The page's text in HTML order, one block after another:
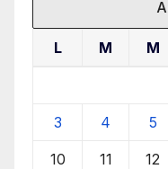
L M M
3 4 5
10 11 12